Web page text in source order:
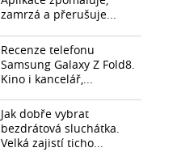
zamrzá a přerušuje...
Recenze telefonu
Samsung Galaxy Z Fold8.
Kino i kancelář,...
Jak dobře vybrat
bezdrátová sluchátka.
Velká zajistí ticho...